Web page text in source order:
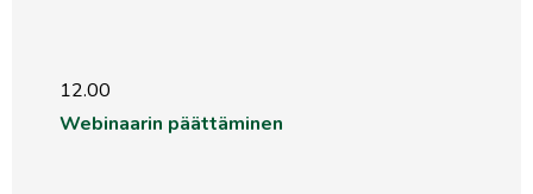
12.00
Webinaarin päättäminen